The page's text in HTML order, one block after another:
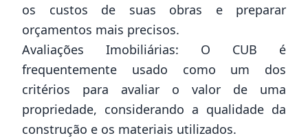
os custos de suas obras e preparar
orçamentos mais precisos.
Avaliações Imobiliárias: O CUB é
frequentemente usado como um dos
critérios para avaliar o valor de uma
propriedade, considerando a qualidade da
construção e os materiais utilizados.